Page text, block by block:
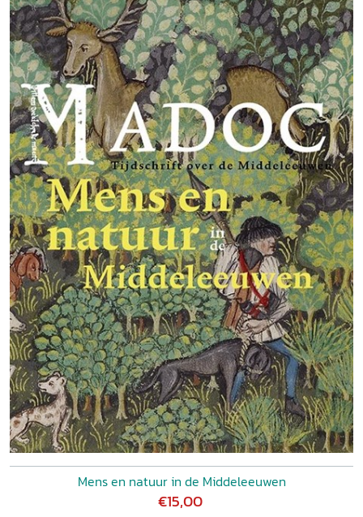
Mens en natuur in de Middeleeuwen
€15,00